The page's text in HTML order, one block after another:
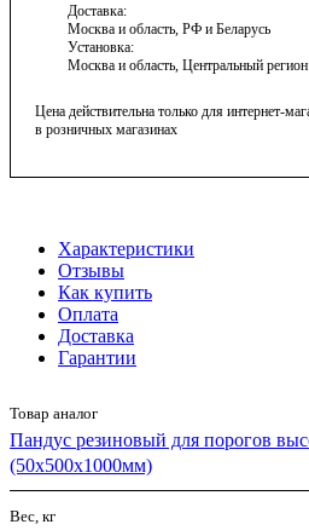
Доставка:
Москва и область, РФ и Беларусь
Установка:
Москва и область, Центральный регион
Цена действительна только для интернет-
в розничных магазинах
Характеристики
Отзывы
Как купить
Оплата
Доставка
Гарантии
Товар аналог
Пандус резиновый для порогов
(50х500х1000мм)
Вес, кг